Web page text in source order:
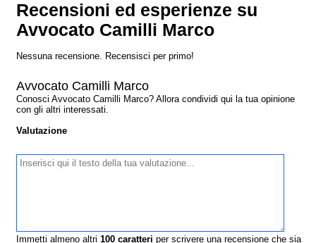
Recensioni ed esperienze su
Avvocato Camilli Marco
Nessuna recensione. Recensisci per primo!
Avvocato Camilli Marco
Conosci Avvocato Camilli Marco? Allora condividi qui la tua opinione
con gli altri interessati.
Valutazione
Immetti almeno altri100 caratteri per scrivere una recensione che sia